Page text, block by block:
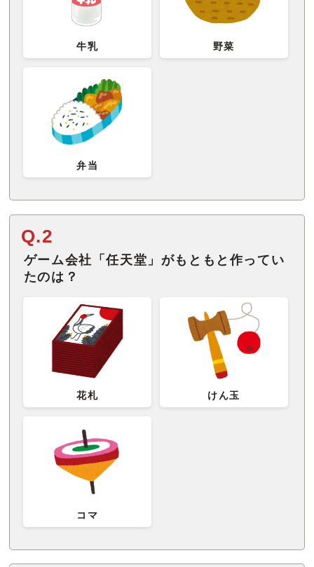
牛乳 野菜
弁当
Q.2
ゲーム会社「任天堂」がもともと作ってい
たのは？
花札 けん玉
コマ